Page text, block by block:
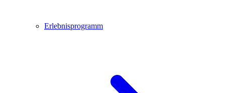
Erlebnisprogramm